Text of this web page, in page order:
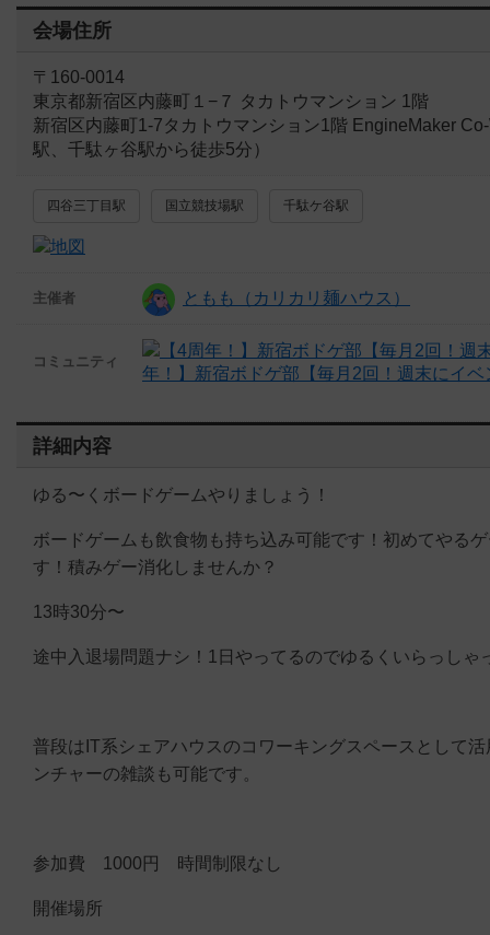
会場住所
〒160-0014
東京都新宿区内藤町１−７ タカトウマンション 1階
新宿区内藤町1-7タカトウマンション1階 EngineMaker
駅、千駄ヶ谷駅から徒歩5分）
四谷三丁目駅 国立競技場駅 千駄ケ谷駅
主催者 ともも（カリカリ麺ハウス）
コミュニティ
年！】新宿ボドゲ部【毎月2回！週末にイ
詳細内容
ゆる〜くボードゲームやりましょう！
ボードゲームも飲食物も持ち込み可能です！初めてやる
す！積みゲー消化しませんか？
13時30分〜
途中入退場問題ナシ！1日やってるのでゆるくいらっしゃ
普段はIT系シェアハウスのコワーキングスペースとして
ンチャーの雑談も可能です。
参加費 1000円 時間制限なし
開催場所